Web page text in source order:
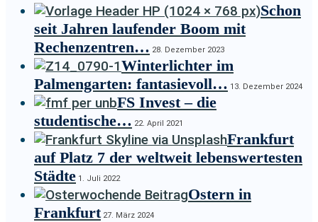
Schon
seit Jahren laufender Boom mit
Rechenzentren… 28. Dezember 2023
Winterlichter im
Palmengarten: fantasievoll… 13. Dezember 2024
FS Invest – die
studentische… 22. April 2021
Frankfurt
auf Platz 7 der weltweit lebenswertesten
Städte 1. Juli 2022
Ostern in
Frankfurt27. März 2024